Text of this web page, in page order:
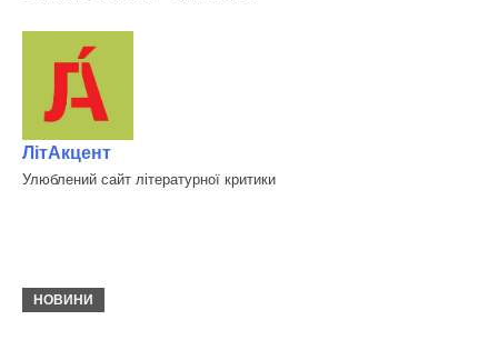
ЛітАкцент
Улюблений сайт літературної критики
НОВИНИ